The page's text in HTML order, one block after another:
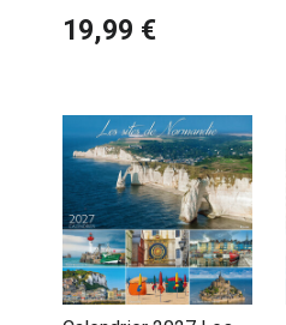
Provence
19,99 €